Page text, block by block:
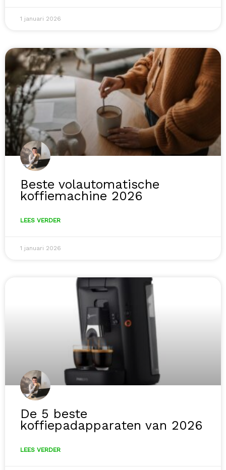
1 januari 2026
Beste volautomatische
koffiemachine 2026
LEES VERDER
1 januari 2026
De 5 beste
koffiepadapparaten van 2026
LEES VERDER